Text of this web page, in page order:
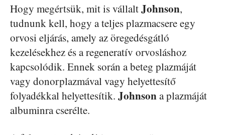
Hogy megértsük, mit is vállaltJohnson,
tudnunk kell, hogy a teljes plazmacsere egy
orvosi eljárás, amely az öregedésgátló
kezelésekhez és a regeneratív orvosláshoz
kapcsolódik. Ennek során a beteg plazmáját
vagy donorplazmával vagy helyettesítő
folyadékkal helyettesítik. Johnsona plazmáját
albuminra cserélte.